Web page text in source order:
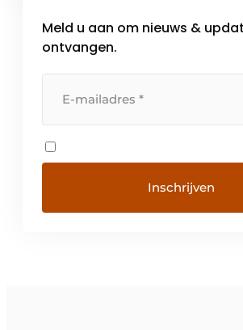
intuïtiever worden. Voor VEGA is
Meld u aan om nieuws &
ontvangen.